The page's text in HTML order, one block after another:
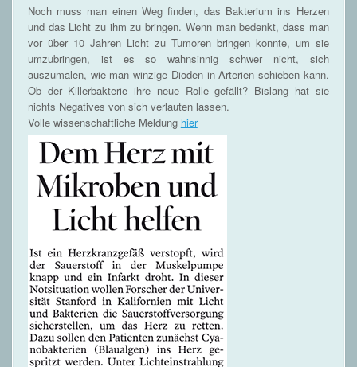
Noch muss man einen Weg finden, das Bakterium ins Herzen
und das Licht zu ihm zu bringen. Wenn man bedenkt, dass man
vor über 10 Jahren Licht zu Tumoren bringen konnte, um sie
umzubringen, ist es so wahnsinnig schwer nicht, sich
auszumalen, wie man winzige Dioden in Arterien schieben kann.
Ob der Killerbakterie ihre neue Rolle gefällt? Bislang hat sie
nichts Negatives von sich verlauten lassen.
Volle wissenschaftliche Meldung hier